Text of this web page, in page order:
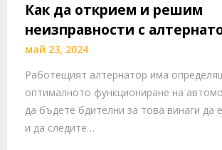
Как да открием и решим
неизправности с
май 23, 2024
Работещият алтернатор има
оптималното функциониране на
да бъдете бдителни за това винаги да
и да следите…